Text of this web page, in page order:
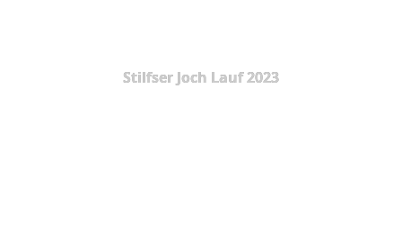
Stilfser Joch Lauf 2023